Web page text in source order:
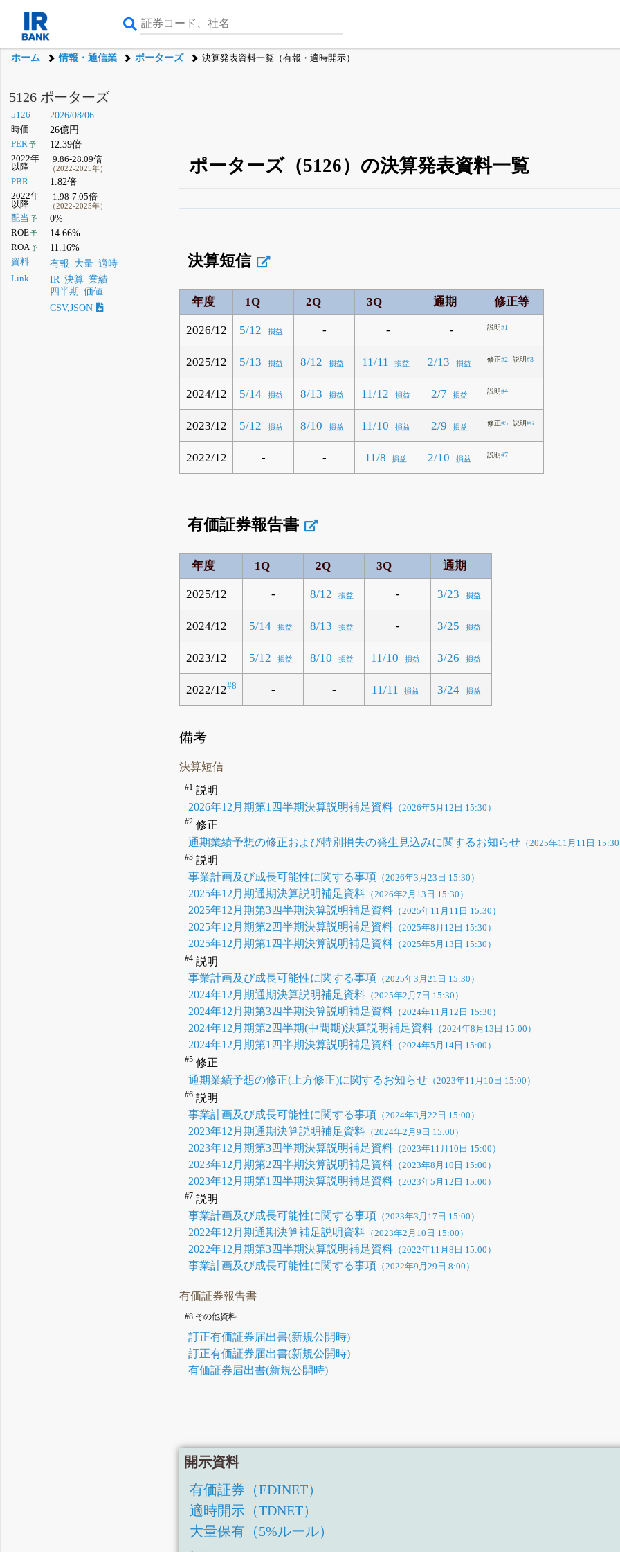
ホーム 情報・通信業 ポーターズ 決算発表資料一覧（有報・適時開示）
5126 ポーターズ
5126 2026/08/06
時価 26億円
PER予 12.39倍
2022年
以降
9.86-28.09倍
（2022-2025年）
PBR 1.82倍
2022年
以降
1.98-7.05倍
（2022-2025年）
配当 予 0%
ROE予 14.66%
ROA予 11.16%
資料 有報 大量 適時
Link IR 決算 業績
四半期
価値
CSV,JSON
ポーターズ（5126）の決算発表資料一覧
登録すると永久30%OFFと米株版の先行利用も付きます
決算短信
年度 1Q 2Q 3Q 通期 修正等
2026/12 5/12 損益 - - - 説明#1
2025/12 5/13 損益 8/12 損益 11/11 損益 2/13 損益 修正#2 説明#3
2024/12 5/14 損益 8/13 損益 11/12 損益 2/7 損益 説明#4
2023/12 5/12 損益 8/10 損益 11/10 損益 2/9 損益 修正#5 説明#6
2022/12 - - 11/8 損益 2/10 損益 説明#7
有価証券報告書
年度 1Q 2Q 3Q 通期
2025/12 - 8/12 損益 - 3/23 損益
2024/12 5/14 損益 8/13 損益 - 3/25 損益
2023/12 5/12 損益 8/10 損益 11/10 損益 3/26 損益
2022/12#8 - - 11/11 損益 3/24 損益
備考
決算短信
#1 説明
2026年12月期第1四半期決算説明補足資料 （2026年5月12日 15:30）
#2 修正
通期業績予想の修正および特別損失の発生見込みに関するお知らせ （2025年11月11日
#3 説明
事業計画及び成長可能性に関する事項 （2026年3月23日 15:30）
2025年12月期通期決算説明補足資料 （2026年2月13日 15:30）
2025年12月期第3四半期決算説明補足資料 （2025年11月11日 15:30）
2025年12月期第2四半期決算説明補足資料 （2025年8月12日 15:30）
2025年12月期第1四半期決算説明補足資料 （2025年5月13日 15:30）
#4 説明
事業計画及び成長可能性に関する事項 （2025年3月21日 15:30）
2024年12月期通期決算説明補足資料 （2025年2月7日 15:30）
2024年12月期第3四半期決算説明補足資料 （2024年11月12日 15:30）
2024年12月期第2四半期(中間期)決算説明補足資料 （2024年8月13日 15:00）
2024年12月期第1四半期決算説明補足資料 （2024年5月14日 15:00）
#5 修正
通期業績予想の修正(上方修正)に関するお知らせ （2023年11月10日 15:00）
#6 説明
事業計画及び成長可能性に関する事項 （2024年3月22日 15:00）
2023年12月期通期決算説明補足資料 （2024年2月9日 15:00）
2023年12月期第3四半期決算説明補足資料 （2023年11月10日 15:00）
2023年12月期第2四半期決算説明補足資料 （2023年8月10日 15:00）
2023年12月期第1四半期決算説明補足資料 （2023年5月12日 15:00）
#7 説明
事業計画及び成長可能性に関する事項 （2023年3月17日 15:00）
2022年12月期通期決算補足説明資料 （2023年2月10日 15:00）
2022年12月期第3四半期決算説明補足資料 （2022年11月8日 15:00）
事業計画及び成長可能性に関する事項 （2022年9月29日 8:00）
有価証券報告書
#8 その他資料
訂正有価証券届出書(新規公開時)
訂正有価証券届出書(新規公開時)
有価証券届出書(新規公開時)
開示資料
有価証券（EDINET）
適時開示（TDNET）
大量保有（5%ルール）